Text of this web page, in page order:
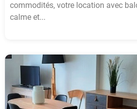
commodités, votre location avec
calme et...